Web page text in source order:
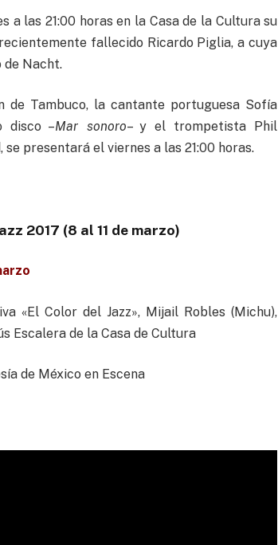
a las 21:00 horas en la Casa de la Cultura su
fallecido Ricardo Piglia, a cuya
de Nacht.
de Tambuco, la cantante portuguesa Sofía
disco –Mar sonoro– y el trompetista Phil
presentará el viernes a las 21:00 horas.
2017 (8 al 11 de marzo)
«El Color del Jazz», Mijail Robles (Michu),
Escalera de la Casa de Cultura
de México en Escena